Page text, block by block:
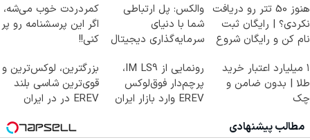
هنوز 50 تتر رو دریافت
نکردی؟ | رایگان ثبت
نام کن و رایگان شروع
والکس: پل ارتباطی
شما با دنیای
سرمایه‌گذاری دیجیتال
کمردردت خوب می‌شه،
اگر این پرسشنامه رو پر
کنی!!
۱ میلیارد اعتبار خرید
طلا | بدون ضامن و
چک
رونمایی از IM LS9،
پرچم‌دار فوق‌لوکس
EREV وارد بازار ایران
بزرگترین، لوکس‌ترین و
قوی‌ترین شاسی بلند
EREV در در ایران
مطالب پیشنهادی